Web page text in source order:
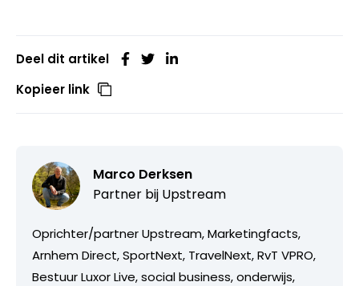
Deel dit artikel
Kopieer link
Marco Derksen
Partner bij Upstream
Oprichter/partner Upstream, Marketingfacts,
Arnhem Direct, SportNext, TravelNext, RvT VPRO,
Bestuur Luxor Live, social business, onderwijs,